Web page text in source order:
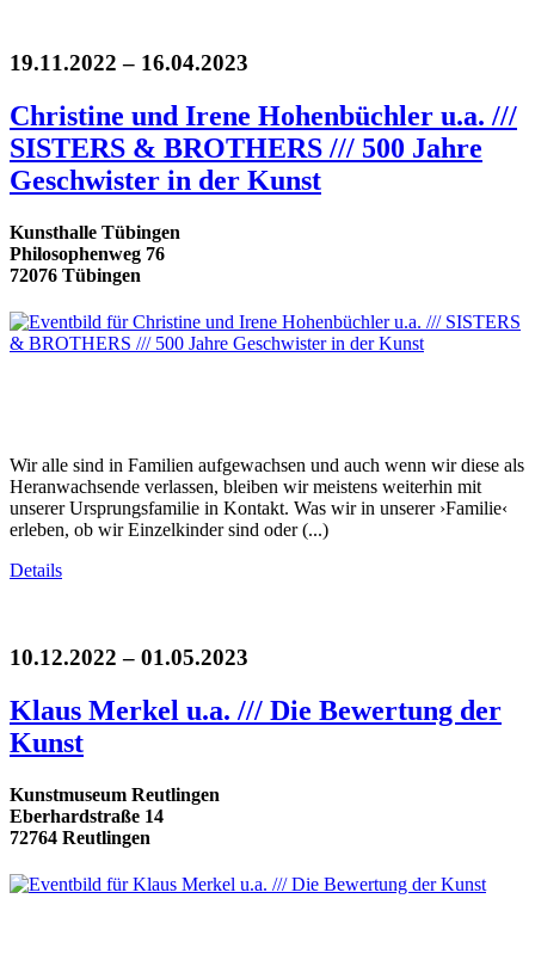
19.11.2022 – 16.04.2023
Christine und Irene Hohenbüchler u.a. ///
SISTERS & BROTHERS /// 500 Jahre
Geschwister in der Kunst
Kunsthalle Tübingen
Philosophenweg 76
72076 Tübingen
Wir alle sind in Familien aufgewachsen und auch wenn wir diese als
Heranwachsende verlassen, bleiben wir meistens weiterhin mit
unserer Ursprungsfamilie in Kontakt. Was wir in unserer ›Familie‹
erleben, ob wir Einzelkinder sind oder (...)
Details
10.12.2022 – 01.05.2023
Klaus Merkel u.a. /// Die Bewertung der
Kunst
Kunstmuseum Reutlingen
Eberhardstraße 14
72764 Reutlingen